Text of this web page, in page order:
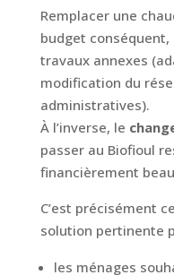
Remplacer une
budget conséquent,
travaux annexes
modification du
administratives).
À l’inverse, le
passer au Biofioul
financièrement
C’est précisément
solution pertinente
les ménages